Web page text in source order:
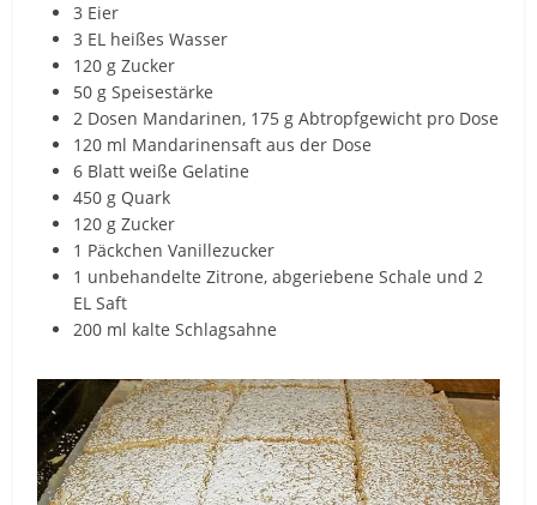
3 Eier
3 EL heißes Wasser
120 g Zucker
50 g Speisestärke
2 Dosen Mandarinen, 175 g Abtropfgewicht pro Dose
120 ml Mandarinensaft aus der Dose
6 Blatt weiße Gelatine
450 g Quark
120 g Zucker
1 Päckchen Vanillezucker
1 unbehandelte Zitrone, abgeriebene Schale und 2
EL Saft
200 ml kalte Schlagsahne